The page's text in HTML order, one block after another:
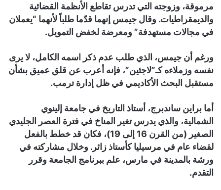
مرموقة، وزوجته التي تدرس تقاطع الأنظمة القضائية
والديمقراطيات. وقال جيمس إنهما قدّما طلباً لأنهما “يعملان
في مجالات مستهدفة” ومعرضة لخفض التمويل.
ورغم أن جيمس، الذي طلب عدم ذكر اسمه الكامل، لا يرى
نفسه وزملاءه كـ”لاجئين”، فإنه أعرب عن قلق عميق بشأن
مستقبل البحث الأكاديمي في ظل إدارة ترمب.
أما براين ساندبرج، أستاذ التاريخ في جامعة إلينوي
الشمالية، والذي يدرس تغير المناخ في فترة العصر الجليدي
الصغير (من القرن 16 إلى 19)، فكان قد خطط بالفعل
لقضاء عام في مرسيليا كأستاذ زائر. وخلال مشاركته في
ورشة بالمدينة في مارس، علم ببرنامج الجامعة وقرر
التقدم.